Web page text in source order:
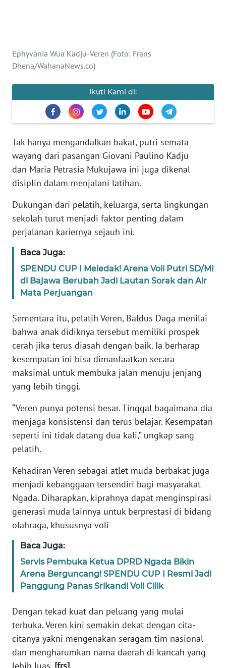
Ephyvania Wua Kadju-Veren (Foto: Frans
Dhena/WahanaNews.co)
Ikuti Kami di:
Tak hanya mengandalkan bakat, putri semata
wayang dari pasangan Giovani Paulino Kadju
dan Maria Petrasia Mukujawa ini juga dikenal
disiplin dalam menjalani latihan.
Dukungan dari pelatih, keluarga, serta lingkungan
sekolah turut menjadi faktor penting dalam
perjalanan kariernya sejauh ini.
Baca Juga:
SPENDU CUP I Meledak! Arena Voli Putri SD/MI
di Bajawa Berubah Jadi Lautan Sorak dan Air
Mata Perjuangan
Sementara itu, pelatih Veren, Baldus Daga menilai
bahwa anak didiknya tersebut memiliki prospek
cerah jika terus diasah dengan baik. Ia berharap
kesempatan ini bisa dimanfaatkan secara
maksimal untuk membuka jalan menuju jenjang
yang lebih tinggi.
“Veren punya potensi besar. Tinggal bagaimana dia
menjaga konsistensi dan terus belajar. Kesempatan
seperti ini tidak datang dua kali,” ungkap sang
pelatih.
Kehadiran Veren sebagai atlet muda berbakat juga
menjadi kebanggaan tersendiri bagi masyarakat
Ngada. Diharapkan, kiprahnya dapat menginspirasi
generasi muda lainnya untuk berprestasi di bidang
olahraga, khususnya voli
Baca Juga:
Servis Pembuka Ketua DPRD Ngada Bikin
Arena Berguncang! SPENDU CUP I Resmi Jadi
Panggung Panas Srikandi Voli Cilik
Dengan tekad kuat dan peluang yang mulai
terbuka, Veren kini semakin dekat dengan cita-
citanya yakni mengenakan seragam tim nasional
dan mengharumkan nama daerah di kancah yang
KARIR
Regional
WN
SUMUT
WN
JAKARTA
WN
JABAR
WN
BANTEN
WN
KEPRI
WN
WN
PAPUA
BARAT
WN
RIAU
WN
SERAMBI
WN
JAMBI
WN
WN
WN